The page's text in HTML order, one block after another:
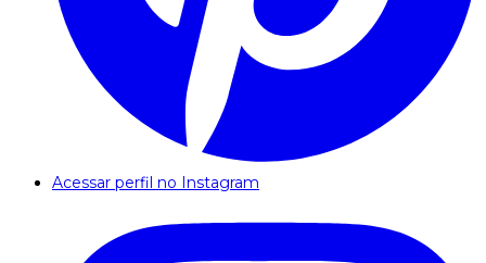
Acessar perfil no Instagram